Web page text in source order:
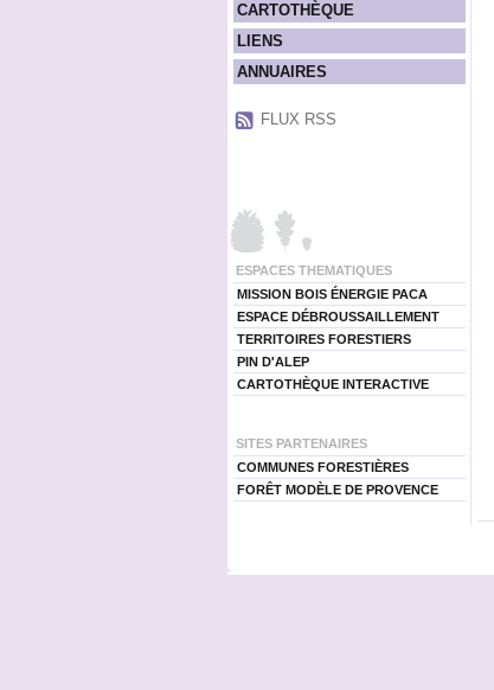
CARTOTHÈQUE
LIENS
ANNUAIRES
FLUX RSS
ESPACES THEMATIQUES
MISSION BOIS ÉNERGIE PACA
ESPACE DÉBROUSSAILLEMENT
TERRITOIRES FORESTIERS
PIN D'ALEP
CARTOTHÈQUE INTERACTIVE
SITES PARTENAIRES
COMMUNES FORESTIÈRES
FORÊT MODÈLE DE PROVENCE